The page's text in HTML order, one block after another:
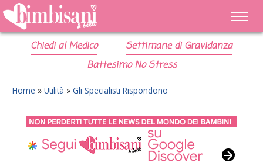
Chiedi al Medico
Settimane di Gravidanza
Battesimo No Stress
Home » Utilità » Gli Specialisti Rispondono